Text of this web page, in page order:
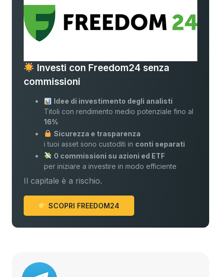
Investi con Freedom24 senza
commissioni
Idee di investimento degli analisti
Titoli con rendimento medio potenziale fino al
16%
Sicurezza e trasparenza
i tuoi asset sono custoditi in conti separati
0 commissioni su azioni ed ETF
per iniziare a investire in modo efficiente
Il capitale è a rischio.
SCOPRI FREEDOM24